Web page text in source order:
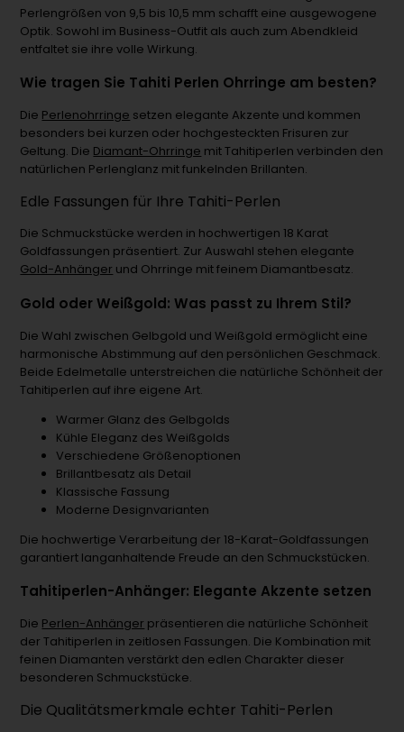
Perlengrößen von 9,5 bis 10,5 mm schafft eine ausgewogene
Optik. Sowohl im Business-Outfit als auch zum Abendkleid
entfaltet sie ihre volle Wirkung.
Wie tragen Sie Tahiti Perlen Ohrringe am besten?
Die Perlenohrringe setzen elegante Akzente und kommen
besonders bei kurzen oder hochgesteckten Frisuren zur
Geltung. Die Diamant-Ohrringe mit Tahitiperlen verbinden den
natürlichen Perlenglanz mit funkelnden Brillanten.
Edle Fassungen für Ihre Tahiti-Perlen
Die Schmuckstücke werden in hochwertigen 18 Karat
Goldfassungen präsentiert. Zur Auswahl stehen elegante
Gold-Anhänger und Ohrringe mit feinem Diamantbesatz.
Gold oder Weißgold: Was passt zu Ihrem Stil?
Die Wahl zwischen Gelbgold und Weißgold ermöglicht eine
harmonische Abstimmung auf den persönlichen Geschmack.
Beide Edelmetalle unterstreichen die natürliche Schönheit der
Tahitiperlen auf ihre eigene Art.
Warmer Glanz des Gelbgolds
Kühle Eleganz des Weißgolds
Verschiedene Größenoptionen
Brillantbesatz als Detail
Klassische Fassung
Moderne Designvarianten
Die hochwertige Verarbeitung der 18-Karat-Goldfassungen
garantiert langanhaltende Freude an den Schmuckstücken.
Tahitiperlen-Anhänger: Elegante Akzente setzen
Die Perlen-Anhänger präsentieren die natürliche Schönheit
der Tahitiperlen in zeitlosen Fassungen. Die Kombination mit
feinen Diamanten verstärkt den edlen Charakter dieser
besonderen Schmuckstücke.
Die Qualitätsmerkmale echter Tahiti-Perlen